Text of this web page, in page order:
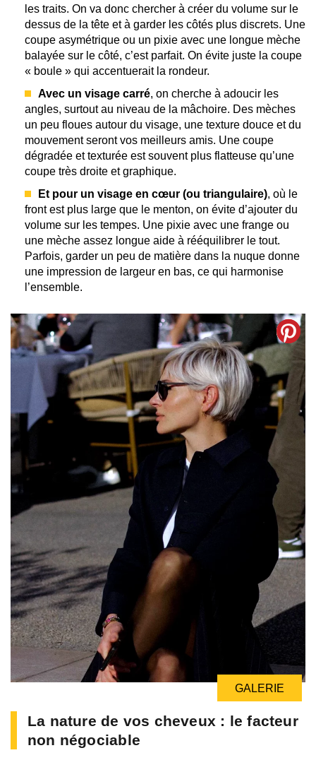
les traits. On va donc chercher à créer du volume sur le
dessus de la tête et à garder les côtés plus discrets. Une
coupe asymétrique ou un pixie avec une longue mèche
balayée sur le côté, c’est parfait. On évite juste la coupe
« boule » qui accentuerait la rondeur.
Avec un visage carré, on cherche à adoucir les
angles, surtout au niveau de la mâchoire. Des mèches
un peu floues autour du visage, une texture douce et du
mouvement seront vos meilleurs amis. Une coupe
dégradée et texturée est souvent plus flatteuse qu’une
coupe très droite et graphique.
Et pour un visage en cœur (ou triangulaire), où le
front est plus large que le menton, on évite d’ajouter du
volume sur les tempes. Une pixie avec une frange ou
une mèche assez longue aide à rééquilibrer le tout.
Parfois, garder un peu de matière dans la nuque donne
une impression de largeur en bas, ce qui harmonise
l’ensemble.
GALERIE
La nature de vos cheveux : le facteur
non négociable